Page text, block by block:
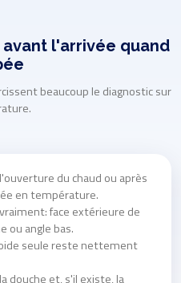
l'arrivée quand
beaucoup le diagnostic sur
du chaud ou après
en température.
face extérieure de
ou angle bas.
seule reste nettement
douche et, s'il existe, la